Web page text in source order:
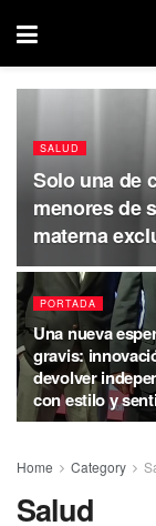
SALUD
Solo una de
menores de
materna
PORTADA
Una nueva
gravis:
devolver
con estilo y
Home Category
Salud